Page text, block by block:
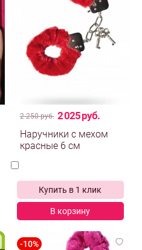
2 025 руб.
2 250 руб.
Купить в 1 клик
В корзину